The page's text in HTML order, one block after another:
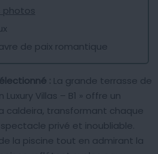
photos
de paix romantique
: La grande terrasse de
Villas – B1 » offre un
caldeira, transformant chaque
privé et inoubliable.
la piscine tout en admirant la